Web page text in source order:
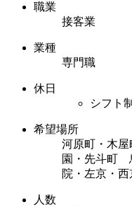
職業
接客業
業種
専門職
休日
シフト制
希望場所
河原町・木
園・先斗町
院・左京・西
人数